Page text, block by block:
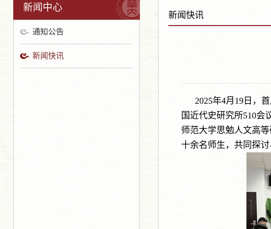
新闻中心
通知公告
新闻快讯
新闻快讯
2025年4月19日，
国近代史研究所510会
师范大学思勉人文高
十余名师生，共同探